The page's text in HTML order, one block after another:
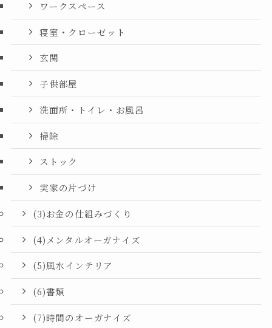
ワークスペース
寝室・クローゼット
玄関
子供部屋
洗面所・トイレ・お風呂
掃除
ストック
実家の片づけ
(3)お金の仕組みづくり
(4)メンタルオーガナイズ
(5)風水インテリア
(6)書類
(7)時間のオーガナイズ